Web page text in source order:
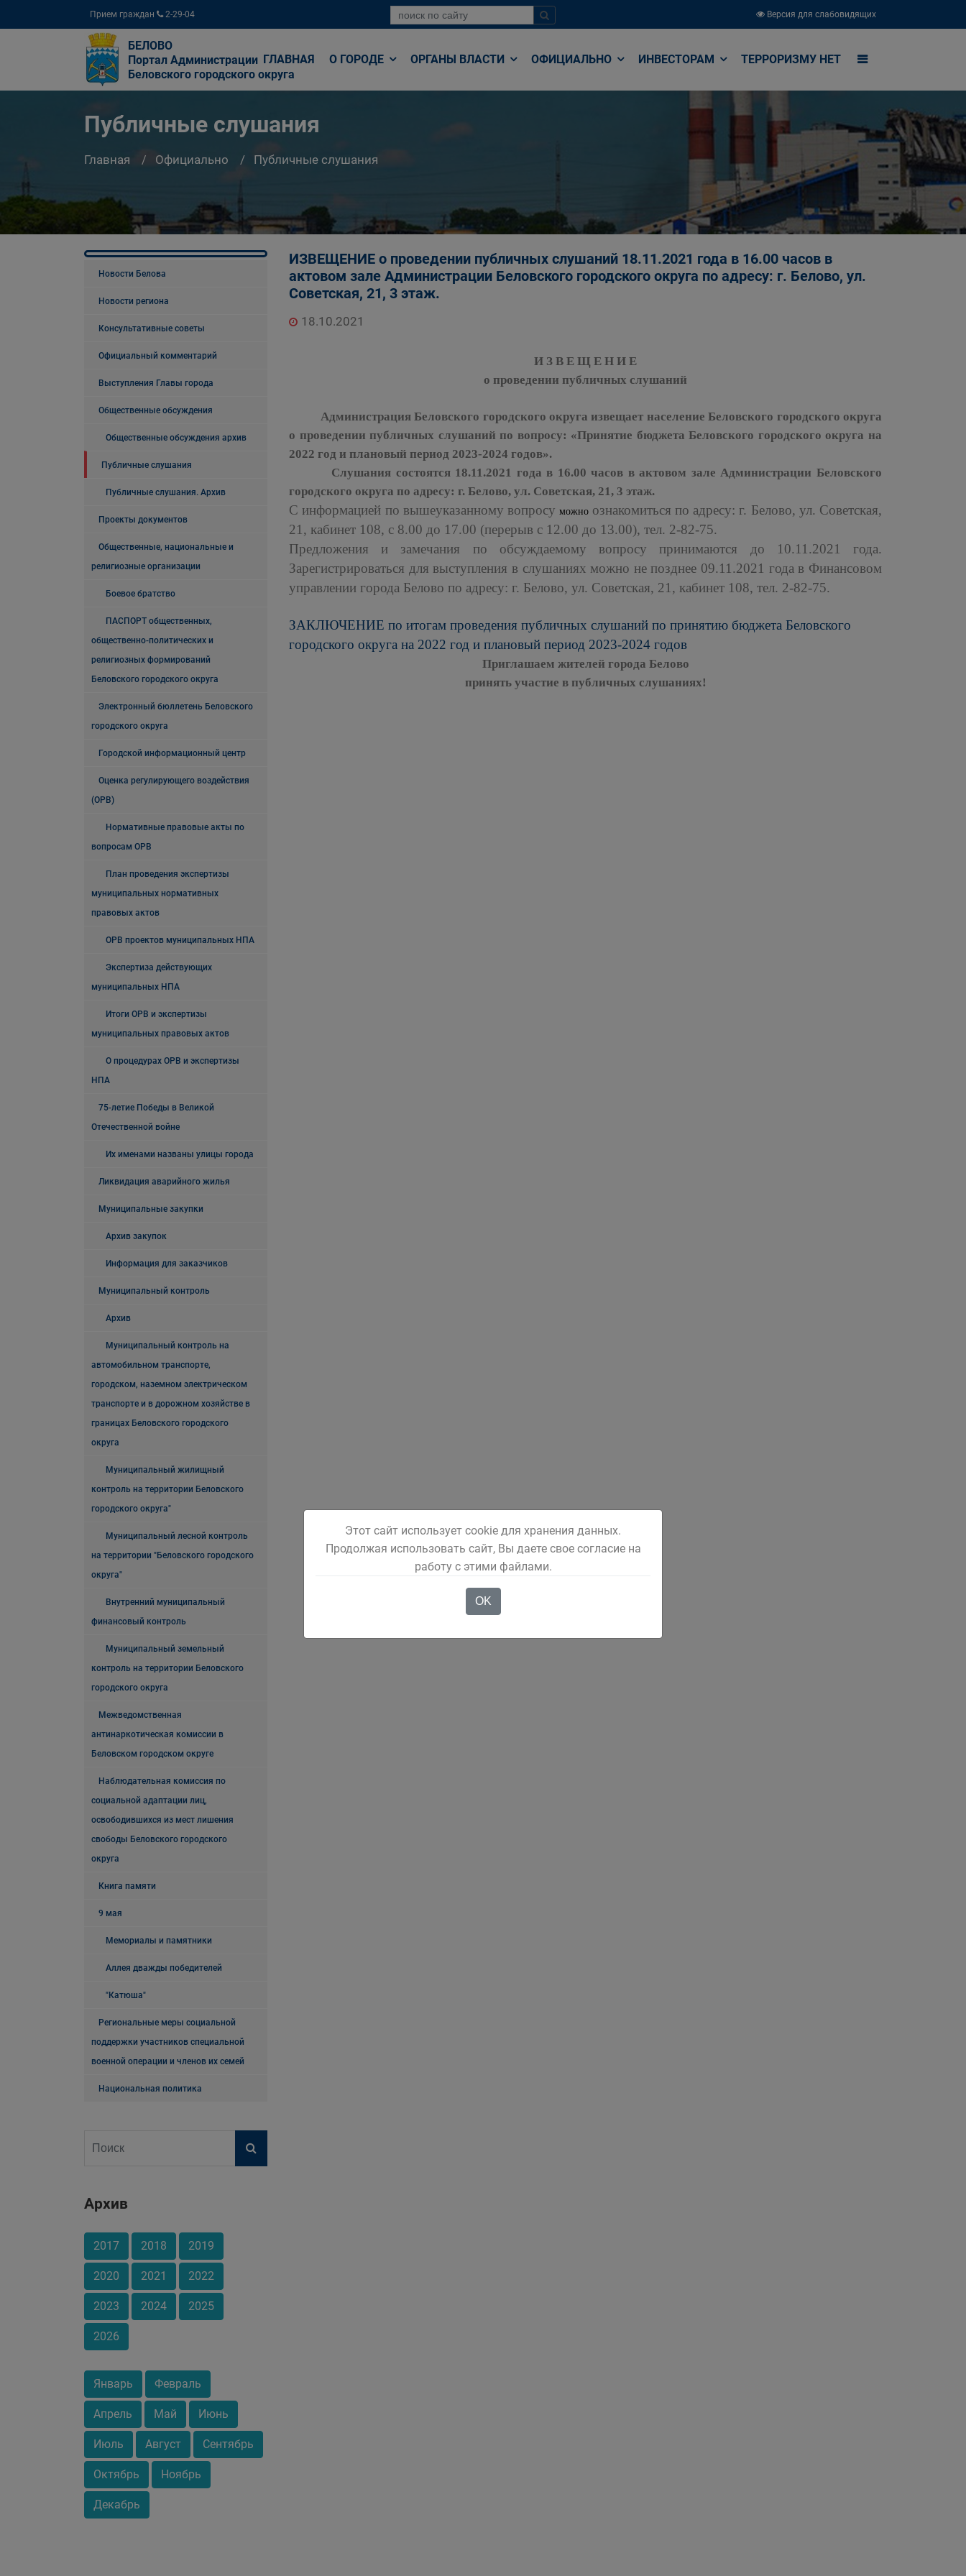
Прием граждан 2-29-04 Версия для слабовидящих
БЕЛОВО
Портал Администрации
Беловского городского округа
ГЛАВНАЯ О ГОРОДЕ ОРГАНЫ ВЛАСТИ ОФИЦИАЛЬНО ИНВЕСТОРАМ ТЕРРОРИЗМУ НЕТ
Публичные слушания
Главная Официально Публичные слушания
Новости Белова
Новости региона
Консультативные советы
Официальный комментарий
Выступления Главы города
Общественные обсуждения
Общественные обсуждения архив
Публичные слушания
Публичные слушания. Архив
Проекты документов
Общественные, национальные и
религиозные организации
Боевое братство
ПАСПОРТ общественных,
общественно-политических и
религиозных формирований
Беловского городского округа
Электронный бюллетень Беловского
городского округа
Городской информационный центр
Оценка регулирующего воздействия
(ОРВ)
Нормативные правовые акты по
вопросам ОРВ
План проведения экспертизы
муниципальных нормативных
правовых актов
ОРВ проектов муниципальных НПА
Экспертиза действующих
муниципальных НПА
Итоги ОРВ и экспертизы
муниципальных правовых актов
О процедурах ОРВ и экспертизы
НПА
75-летие Победы в Великой
Отечественной войне
Их именами названы улицы города
Ликвидация аварийного жилья
Муниципальные закупки
Архив закупок
Информация для заказчиков
Муниципальный контроль
Архив
Муниципальный контроль на
автомобильном транспорте,
городском, наземном электрическом
транспорте и в дорожном хозяйстве в
границах Беловского городского
округа
Муниципальный жилищный
контроль на территории Беловского
городского округа"
Муниципальный лесной контроль
на территории "Беловского городского
округа"
Внутренний муниципальный
финансовый контроль
Муниципальный земельный
контроль на территории Беловского
городского округа
Межведомственная
антинаркотическая комиссии в
Беловском городском округе
Наблюдательная комиссия по
социальной адаптации лиц,
освободившихся из мест лишения
свободы Беловского городского
округа
Книга памяти
9 мая
Мемориалы и памятники
Аллея дважды победителей
"Катюша"
Региональные меры социальной
поддержки участников специальной
военной операции и членов их семей
Национальная политика
Архив
2017 2018 2019
2020 2021 2022
2023 2024 2025
2026
Январь Февраль
Апрель Май Июнь
Июль Август Сентябрь
Октябрь Ноябрь
Декабрь
ИЗВЕЩЕНИЕ о проведении публичных слушаний 18.11.2021 года в 16.00 часов в
актовом зале Администрации Беловского городского округа по адресу: г. Белово, ул.
Советская, 21, 3 этаж.
18.10.2021
И З В Е Щ Е Н И Е
о проведении публичных слушаний
Администрация Беловского городского округа извещает население Беловского городского округа
о проведении публичных слушаний по вопросу: «Принятие бюджета Беловского городского округа на
2022 год и плановый период 2023-2024 годов».
Слушания состоятся 18.11.2021 года в 16.00 часов в актовом зале Администрации Беловского
городского округа по адресу: г. Белово, ул. Советская, 21, 3 этаж.
С информацией по вышеуказанному вопросуможно ознакомиться по адресу: г. Белово, ул. Советская,
21, кабинет 108, с 8.00 до 17.00 (перерыв с 12.00 до 13.00), тел. 2-82-75.
Предложения и замечания по обсуждаемому вопросу принимаются до 10.11.2021 года.
Зарегистрироваться для выступления в слушаниях можно не позднее 09.11.2021 года в Финансовом
управлении города Белово по адресу: г. Белово, ул. Советская, 21, кабинет 108, тел. 2-82-75.
ЗАКЛЮЧЕНИЕ по итогам проведения публичных слушаний по принятию бюджета Беловского
городского округа на 2022 год и плановый период 2023-2024 годов
Приглашаем жителей города Белово
принять участие в публичных слушаниях!
Этот сайт использует cookie для хранения данных.
Продолжая использовать сайт, Вы даете свое согласие на
работу с этими файлами.
OK